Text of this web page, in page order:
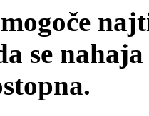
se